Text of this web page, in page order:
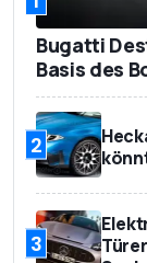
Bugatti
Basis des
2
3